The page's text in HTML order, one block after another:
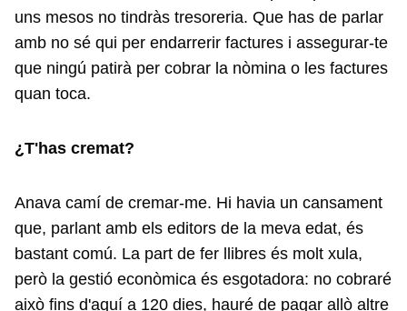
uns mesos no tindràs tresoreria. Que has de parlar
amb no sé qui per endarrerir factures i assegurar-te
que ningú patirà per cobrar la nòmina o les factures
quan toca.
¿T'has cremat?
Anava camí de cremar-me. Hi havia un cansament
que, parlant amb els editors de la meva edat, és
bastant comú. La part de fer llibres és molt xula,
però la gestió econòmica és esgotadora: no cobraré
això fins d'aquí a 120 dies, hauré de pagar allò altre